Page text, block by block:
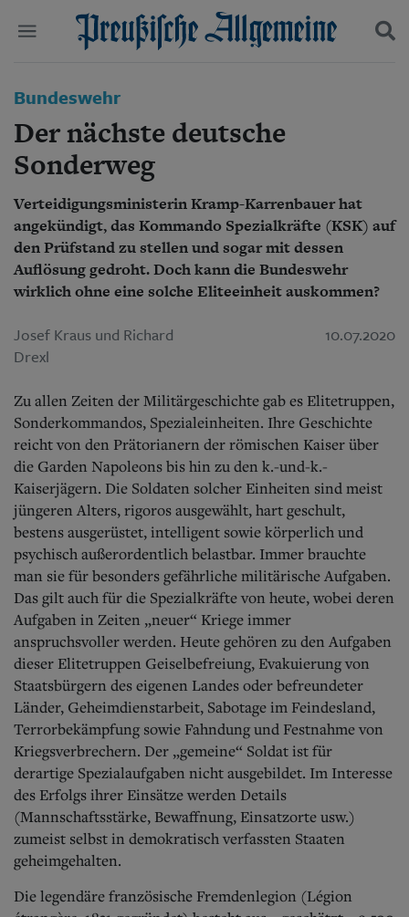
Wer wir sind
Aktuelle Ausgabe
Abonnenten-Login
Abonnent werden
Abo Prämien
Archiv
Mediadaten
Wirtschaft
Leben
Geschichte
Ostpreußen
Pommern
Berlin-Brandenburg
Schlesien
Kontakt
Impressum
Datenschutz
Suchen und finden
Bundeswehr
Der nächste deutsche
Sonderweg
Verteidigungsministerin Kramp-Karrenbauer hat
angekündigt, das Kommando Spezialkräfte (KSK) auf
den Prüfstand zu stellen und sogar mit dessen
Auflösung gedroht. Doch kann die Bundeswehr
wirklich ohne eine solche Eliteeinheit auskommen?
Josef Kraus und Richard
Drexl
10.07.2020
Zu allen Zeiten der Militärgeschichte gab es Elitetruppen,
Sonderkommandos, Spezialeinheiten. Ihre Geschichte
reicht von den Prätorianern der römischen Kaiser über
die Garden Napoleons bis hin zu den k.-und-k.-
Kaiserjägern. Die Soldaten solcher Einheiten sind meist
jüngeren Alters, rigoros ausgewählt, hart geschult,
bestens ausgerüstet, intelligent sowie körperlich und
psychisch außerordentlich belastbar. Immer brauchte
man sie für besonders gefährliche militärische Aufgaben.
Das gilt auch für die Spezialkräfte von heute, wobei deren
Aufgaben in Zeiten „neuer“ Kriege immer
anspruchsvoller werden. Heute gehören zu den Aufgaben
dieser Elitetruppen Geiselbefreiung, Evakuierung von
Staatsbürgern des eigenen Landes oder befreundeter
Länder, Geheimdienstarbeit, Sabotage im Feindesland,
Terrorbekämpfung sowie Fahndung und Festnahme von
Kriegsverbrechern. Der „gemeine“ Soldat ist für
derartige Spezialaufgaben nicht ausgebildet. Im Interesse
des Erfolgs ihrer Einsätze werden Details
(Mannschaftsstärke, Bewaffnung, Einsatzorte usw.)
zumeist selbst in demokratisch verfassten Staaten
geheimgehalten.
Die legendäre französische Fremdenlegion (Légion